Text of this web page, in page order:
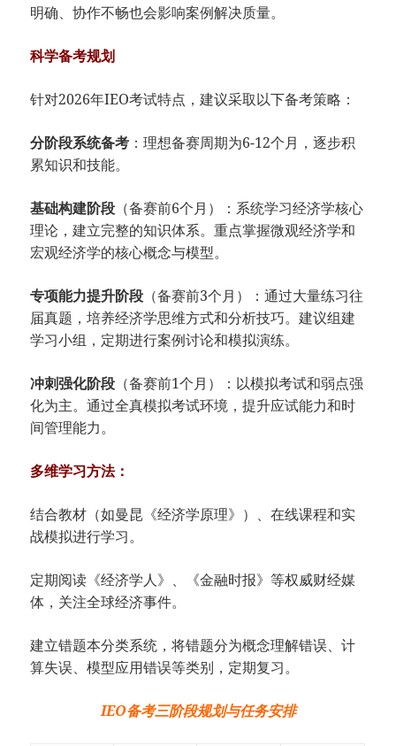
明确、协作不畅也会影响案例解决质量。
科学备考规划
针对2026年IEO考试特点，建议采取以下备考策略：
分阶段系统备考 ：理想备赛周期为6-12个月，逐步积
累知识和技能。
基础构建阶段 （备赛前6个月）：系统学习经济学核心
理论，建立完整的知识体系。重点掌握微观经济学和
宏观经济学的核心概念与模型。
专项能力提升阶段 （备赛前3个月）：通过大量练习往
届真题，培养经济学思维方式和分析技巧。建议组建
学习小组，定期进行案例讨论和模拟演练。
冲刺强化阶段 （备赛前1个月）：以模拟考试和弱点强
化为主。通过全真模拟考试环境，提升应试能力和时
间管理能力。
多维学习方法：
结合教材（如曼昆《经济学原理》）、在线课程和实
战模拟进行学习。
定期阅读《经济学人》、《金融时报》等权威财经媒
体，关注全球经济事件。
建立错题本分类系统，将错题分为概念理解错误、计
算失误、模型应用错误等类别，定期复习。
IEO备考三阶段规划与任务安排